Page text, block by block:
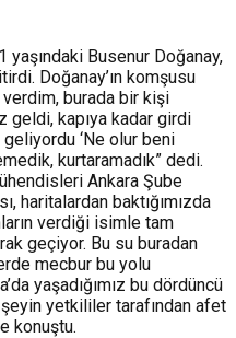
yaşındaki Busenur Doğanay,
Doğanay’ın komşusu
burada bir kişi
geldi, kapıya kadar girdi
‘Ne olur beni
kurtaramadık” dedi.
Ankara Şube
haritalardan baktığımızda
verdiği isimle tam
geçiyor. Bu su buradan
mecbur bu yolu
yaşadığımız bu dördüncü
şeyin yetkililer tarafından afet
konuştu.